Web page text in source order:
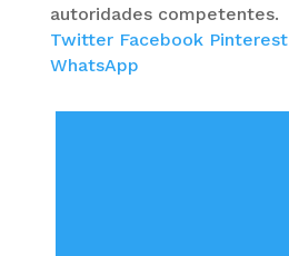
autoridades competentes.
Twitter Facebook Pinterest
WhatsApp